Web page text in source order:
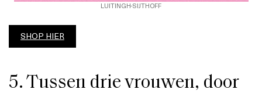
LUITINGH-SIJTHOFF
SHOP HIER
5. Tussen drie vrouwen, door